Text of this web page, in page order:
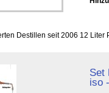
Destillen seit 2006 12
Set
iso